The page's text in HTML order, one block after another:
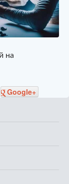
на
Google+